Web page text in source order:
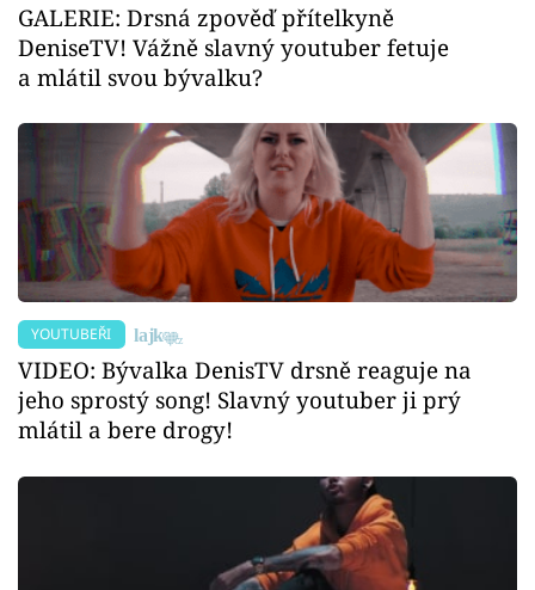
GALERIE: Drsná zpověď přítelkyně
DeniseTV! Vážně slavný youtuber fetuje
a mlátil svou bývalku?
YOUTUBEŘI
VIDEO: Bývalka DenisTV drsně reaguje na
jeho sprostý song! Slavný youtuber ji prý
mlátil a bere drogy!